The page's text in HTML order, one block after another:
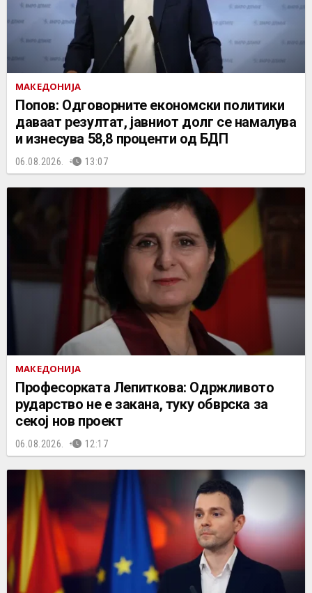
МАКЕДОНИЈА
Попов: Одговорните економски политики
даваат резултат, јавниот долг се намалува
и изнесува 58,8 проценти од БДП
06.08.2026. 13:07
МАКЕДОНИЈА
Професорката Лепиткова: Одржливото
рударство не е закана, туку обврска за
секој нов проект
06.08.2026. 12:17